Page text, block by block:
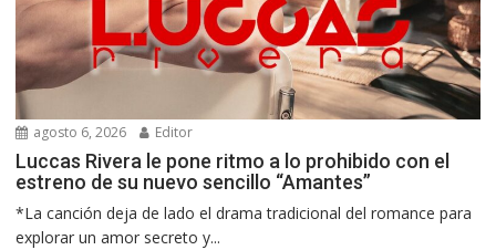
agosto 6, 2026 Editor
Luccas Rivera le pone ritmo a lo prohibido con el
estreno de su nuevo sencillo “Amantes”
*La canción deja de lado el drama tradicional del romance para
explorar un amor secreto y...